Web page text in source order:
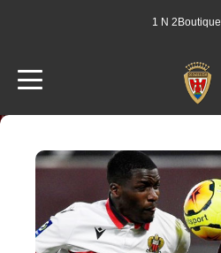
1 N 2 Boutique